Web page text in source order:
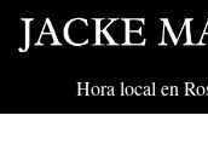
Hora local en